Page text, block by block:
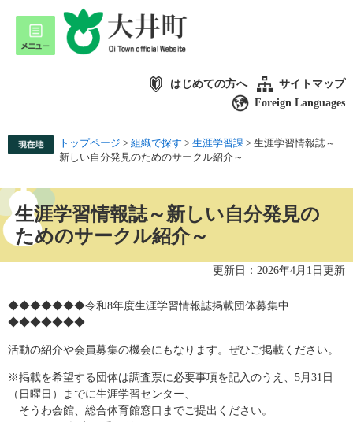
はじめての方へ
サイトマップ
Foreign Languages
トップページ > 組織で探す > 生涯学習課 > 生涯学習情報誌～
新しい自分発見のためのサークル紹介～
生涯学習情報誌～新しい自分発見の
ためのサークル紹介～
更新日：2026年4月1日更新
◆◆◆◆◆◆◆令和8年度生涯学習情報誌掲載団体募集中
◆◆◆◆◆◆◆
活動の紹介や会員募集の機会にもなります。ぜひご掲載ください。
※掲載を希望する団体は調査票に必要事項を記入のうえ、5月31日
（日曜日）までに生涯学習センター、
そうわ会館、総合体育館窓口までご提出ください。